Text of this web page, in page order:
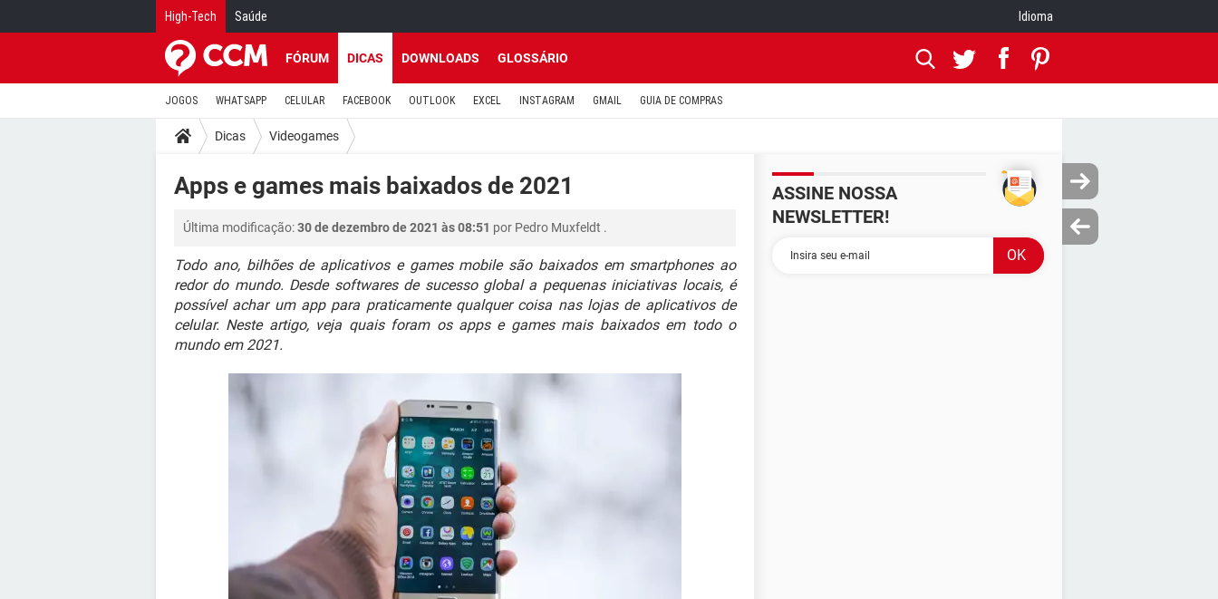
High-Tech Saúde Idioma
FÓRUM DICAS DOWNLOADS GLOSSÁRIO
JOGOS WHATSAPP CELULAR FACEBOOK OUTLOOK EXCEL INSTAGRAM GMAIL GUIA DE COMPRAS
Dicas Videogames
Apps e games mais baixados de 2021
Última modificação:30 de dezembro de 2021 às 08:51 por Pedro Muxfeldt .
Todo ano, bilhões de aplicativos e games mobile são baixados em smartphones ao
redor do mundo. Desde softwares de sucesso global a pequenas iniciativas locais, é
possível achar um app para praticamente qualquer coisa nas lojas de aplicativos de
celular. Neste artigo, veja quais foram os apps e games mais baixados em todo o
mundo em 2021.
ASSINE NOSSA
NEWSLETTER!